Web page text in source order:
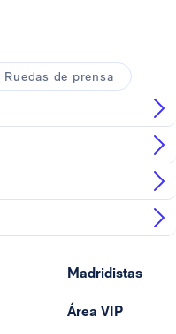
Ruedas de prensa
Madridistas
Área VIP